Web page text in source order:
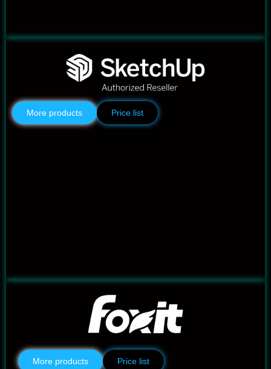
More products Price list
More products Price list